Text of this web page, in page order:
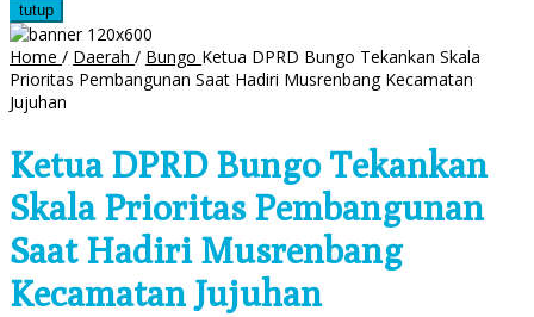
tutup
Home / Daerah / Bungo Ketua DPRD Bungo Tekankan Skala
Prioritas Pembangunan Saat Hadiri Musrenbang Kecamatan
Jujuhan
Ketua DPRD Bungo Tekankan
Skala Prioritas Pembangunan
Saat Hadiri Musrenbang
Kecamatan Jujuhan